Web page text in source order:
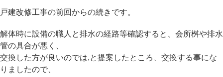
に
が
れ
戸建改修工事の前回からの続きです。
解体時に設備の職人と排水の経路等確認すると、会所桝や排水
管の具合が悪く、
交換した方が良いのでは,と提案したところ、交換する事にな
りましたので、